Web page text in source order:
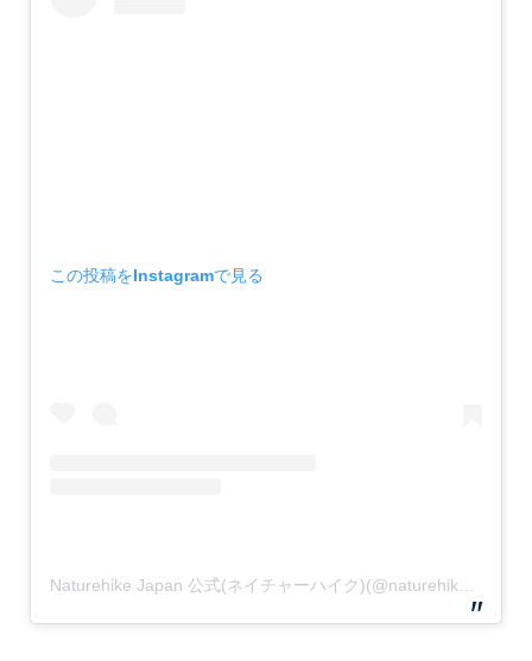
この投稿をInstagramで見る
Naturehike Japan 公式(ネイチャーハイク)(@naturehike_jp)がシェアした投稿